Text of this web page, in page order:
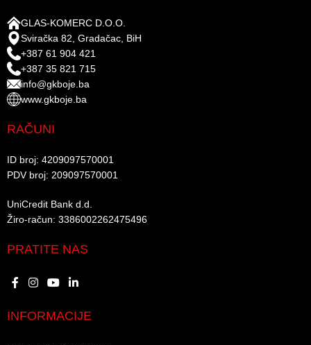
GLAS-KOMERC D.O.O.
Sviračka 82, Gradačac, BiH
+387 61 904 421
+387 35 821 715
info@gkboje.ba
www.gkboje.ba
RAČUNI
ID broj: 4209097570001​
PDV broj: 209097570001 ​
UniCredit Bank d.d.​
Žiro-račun: 3386002262475496​​
PRATITE NAS
INFORMACIJE